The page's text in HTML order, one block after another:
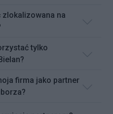
zlokalizowana na
tylko
firma jako partner